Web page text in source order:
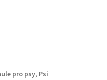
holistic krmivo
pro psy, Psi